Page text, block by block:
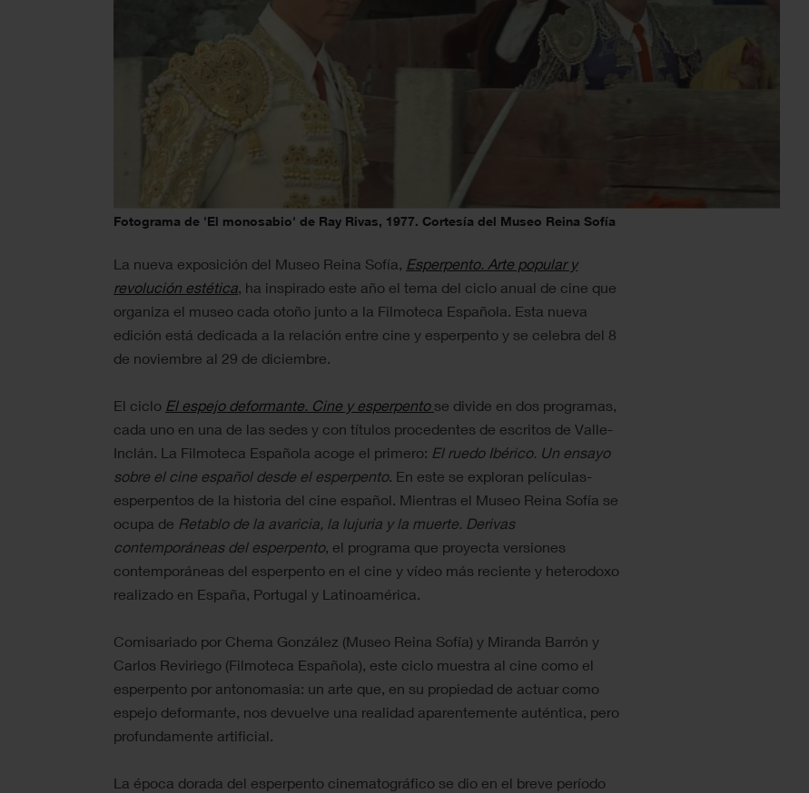
Fotograma de 'El monosabio' de Ray Rivas, 1977. Cortesía del Museo Reina Sofía
La nueva exposición del Museo Reina Sofía, Esperpento. Arte popular y
revolución estética, ha inspirado este año el tema del ciclo anual de cine que
organiza el museo cada otoño junto a la Filmoteca Española. Esta nueva
edición está dedicada a la relación entre cine y esperpento y se celebra del 8
de noviembre al 29 de diciembre.
El ciclo El espejo deformante. Cine y esperpento se divide en dos programas,
cada uno en una de las sedes y con títulos procedentes de escritos de Valle-
Inclán. La Filmoteca Española acoge el primero: El ruedo Ibérico. Un ensayo
sobre el cine español desde el esperpento. En este se exploran películas-
esperpentos de la historia del cine español. Mientras el Museo Reina Sofía se
ocupa de Retablo de la avaricia, la lujuria y la muerte. Derivas
contemporáneas del esperpento, el programa que proyecta versiones
contemporáneas del esperpento en el cine y vídeo más reciente y heterodoxo
realizado en España, Portugal y Latinoamérica.
Comisariado por Chema González (Museo Reina Sofía) y Miranda Barrón y
Carlos Reviriego (Filmoteca Española), este ciclo muestra al cine como el
esperpento por antonomasia: un arte que, en su propiedad de actuar como
espejo deformante, nos devuelve una realidad aparentemente auténtica, pero
profundamente artificial.
La época dorada del esperpento cinematográfico se dio en el breve período